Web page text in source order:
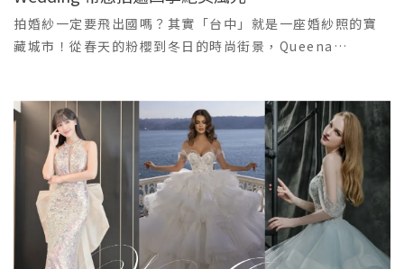
與身形完美發揮妳的優勢專屬包廂一對一：在獨立私密空間
內，由專人服務，兩小時內挑到滿意為止本月預約諮詢｜每
惠：國際鑽戒：I-Primo、Diamond F人氣精緻喜餅：花神
喜餅、山木島、四月南風、金格喜餅手工婚鞋與精品：
Resarah、上品寢具👇 尋找妳的專屬婚禮風格，立即填表預
約諮詢 👇( 填寫後將有專門助理與您聯繫，為您安排專屬一對
一諮詢時段 )
了。」Love, but make it real.如果你想要的不是制式浪漫
而是一組像人生一樣的婚紗照那麼，昆娜的鏡頭，會很懂
＋
拍婚紗一定要飛出國嗎？其實「台中」就是一座婚紗照的寶
藏城市！從春天的粉櫻到冬日的時尚街景，Queena
花海與生機勃勃春天，是萬物復甦、綠意盎然的季節，最適
合清新、甜美、有生命力的風格。景點推薦季節特色適合風
格與禮服搭配櫻花鳥森林/櫻花景點 (2-3月)浪漫粉色花海日
系、甜美、浪漫。大雅麥田 (2-3月)一片金黃或翠綠，充滿生
命力自然、鄉村、清新。國美館周邊/台中植物園春天新綠，
光線柔和清新自然、生活感。東海大學 (路思義教堂)廣闊校
園，歐式建築氣質、校園清新、簡約優雅。👗 禮服建議： 選